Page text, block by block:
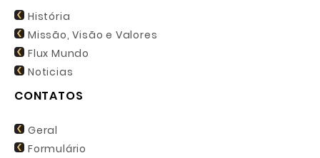
História
Missão, Visão e Valores
Flux Mundo
Noticias
CONTATOS
Geral
Formulário